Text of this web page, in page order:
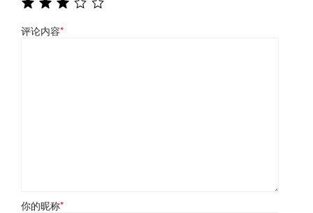
评论内容*
你的昵称*